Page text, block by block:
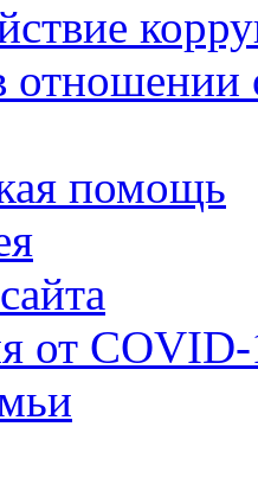
отношении
помощь
от